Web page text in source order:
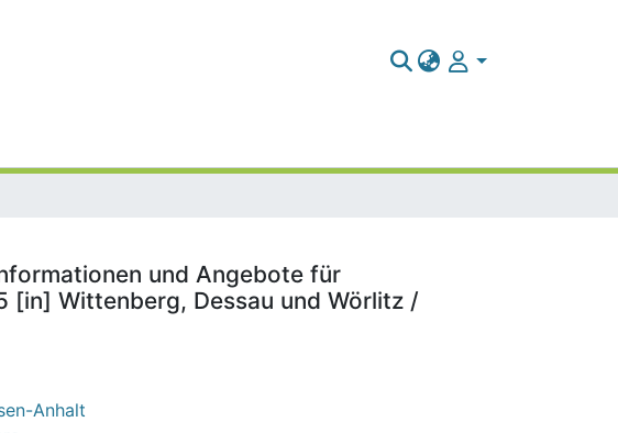
und Angebote für
[in] Wittenberg, Dessau und Wörlitz /
Anhalt